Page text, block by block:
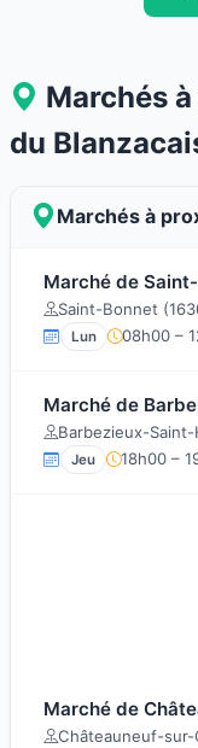
Marchés
du
Marchés à
Marché de
Saint-Bonnet
Lun 08h00 –
Marché de
Barbezieux-
Jeu 18h00 –
Marché de
Châteauneuf-sur-